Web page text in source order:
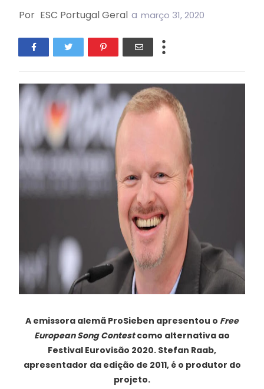
Por ESC Portugal Geral a março 31, 2020
A emissora alemã ProSieben apresentou o Free
European Song Contestcomo alternativa ao
Festival Eurovisão 2020. Stefan Raab,
apresentador da edição de 2011, é o produtor do
projeto.